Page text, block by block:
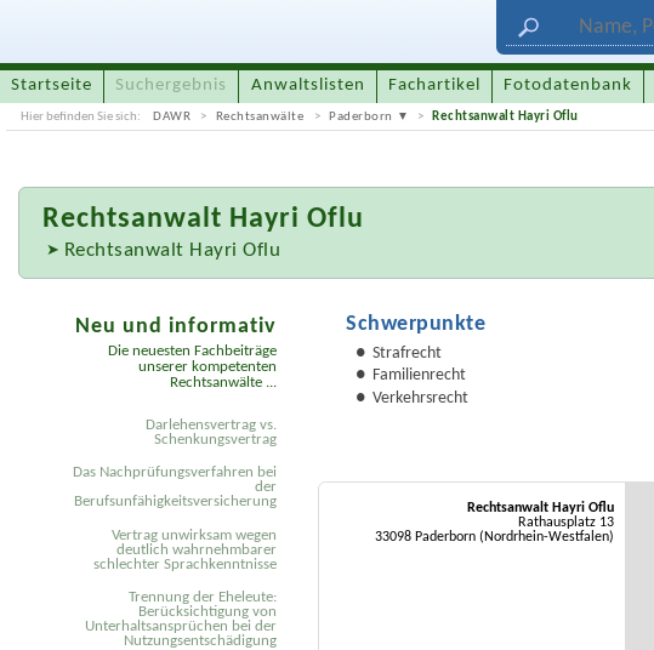
Startseite Suchergebnis Anwaltslisten Fachartikel Fotodatenbank
Hier befinden Sie sich: DAWR Rechtsanwälte Paderborn Rechtsanwalt Hayri Oflu
Rechtsanwalt Hayri Oflu
Rechtsanwalt Hayri Oflu
Schwerpunkte
Strafrecht
Familienrecht
Verkehrsrecht
Rechtsanwalt Hayri Oflu
Rathausplatz 13
33098 Paderborn (Nordrhein-Westfalen)
Neu und informativ
Die neuesten Fachbeiträge
unserer kompetenten
Rechtsanwälte ...
Darlehensvertrag vs.
Schenkungsvertrag
Das Nachprüfungsverfahren bei
der
Berufsunfähigkeitsversicherung
Vertrag unwirksam wegen
deutlich wahrnehmbarer
schlechter Sprachkenntnisse
Trennung der Eheleute:
Berücksichtigung von
Unterhaltsansprüchen bei der
Nutzungsentschädigung